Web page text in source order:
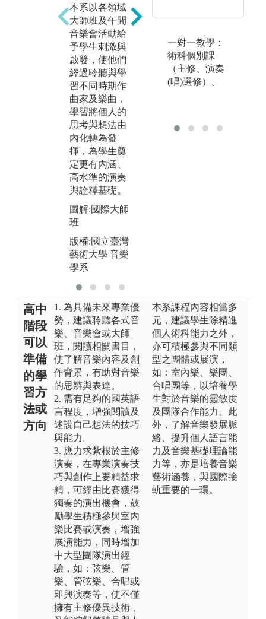
本系以各領域
大師班及午間
音樂會活動給
予學生刺激與
啟發，使他們
經過聆聽與學
習不同時期作
曲家及樂曲，
學習將個人的
思考與想法由
內化轉為發
揮，為學生奠
定更有內涵、
高水準的演奏
與詮釋基礎。
圖解:國際大師
班
版權:國立臺灣
藝術大學 音樂
學系
史、音樂論文
論等課程，並
參與學術研討
會。
版權:國立臺灣
一對一教學：
術科個別課
（主修、演奏
(唱)選修）。
高中
階段
可以
準備
的學
習方
法或
方向
1. 為具備未來專業優
勢，建議聆聽各式音
樂、音樂會或大師
班，閱讀相關書目，
使了解音樂內容及創
作背景，有助對音樂
的思辨與表達。
2. 需有足夠的國英語
言程度，增強閱讀及
述說自己想法的技巧
與能力。
3. 應力求紮根於主修
演奏，在專業演奏技
巧與創作上要精益求
精，可經由比賽獲得
獨奏的演出機會，鼓
勵學生積極參與室內
樂比賽或演奏，增強
展演能力，同時增加
中大型團隊演出經
驗，如：弦樂、管
樂、管弦樂、合唱或
即興演奏等，使不僅
擁有主修優異技術，
本系課程內容相當多
元，建議學生除精進
個人術科能力之外，
亦可積極參與不同類
型之團體或展演，
如：室內樂、樂團、
合唱團等，以培養學
生對於音樂的靈敏度
及團隊合作能力。此
外，了解音樂發展脈
絡、提升個人語言能
力及音樂基礎理論能
力等，亦是培養音樂
藝術涵養，與國際接
軌重要的一環。